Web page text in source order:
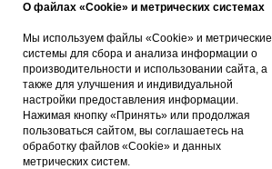
О файлах «Cookie» и метрических системах
Мы используем файлы «Cookie» и метрические
системы для сбора и анализа информации о
производительности и использовании сайта, а
также для улучшения и индивидуальной
настройки предоставления информации.
Нажимая кнопку «Принять» или продолжая
пользоваться сайтом, вы соглашаетесь на
обработку файлов «Cookie» и данных
метрических систем.